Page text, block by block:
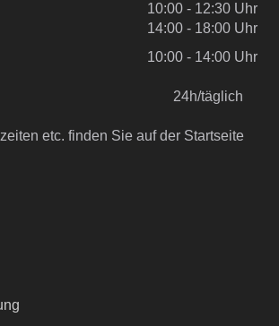
10:00 - 12:30 Uhr
14:00 - 18:00 Uhr
10:00 - 14:00 Uhr
24h/täglich
etc. finden Sie auf der Startseite